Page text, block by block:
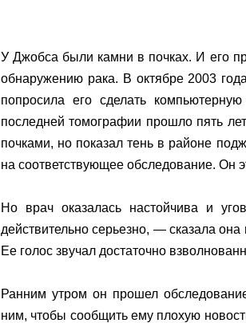
У Джобса были камни в почках. И его
обнаружению рака. В октябре 2003
попросила его сделать
последней томографии прошло пять
почками, но показал тень в районе
на соответствующее обследование. Он
Но врач оказалась настойчива и
действительно серьезно, — сказала
Ее голос звучал достаточно
Ранним утром он прошел
ним, чтобы сообщить ему плохую